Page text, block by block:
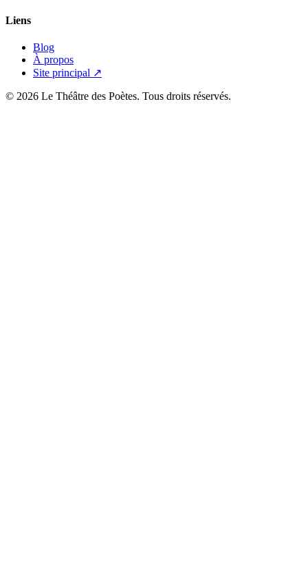
Liens
Blog
À propos
Site principal ↗
© 2026 Le Théâtre des Poètes. Tous droits réservés.